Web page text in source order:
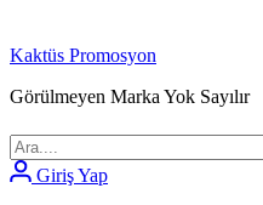
Kaktüs Promosyon
Görülmeyen Marka Yok Sayılır
Giriş Yap